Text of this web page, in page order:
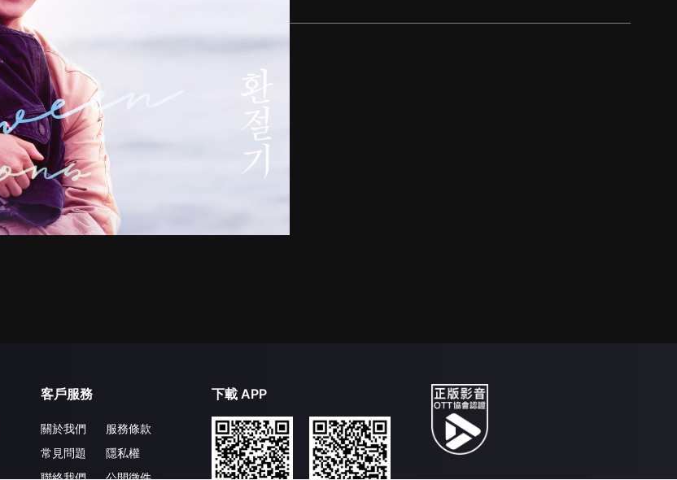
客戶服務
關於我們
常見問題
聯絡我們
服務條款
隱私權
公開徵件
下載 APP